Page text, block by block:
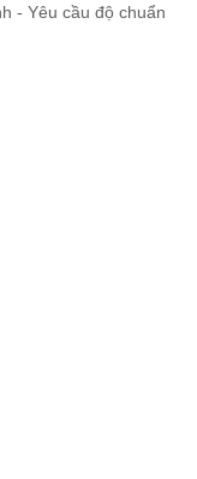
- Yêu cầu độ chuẩn